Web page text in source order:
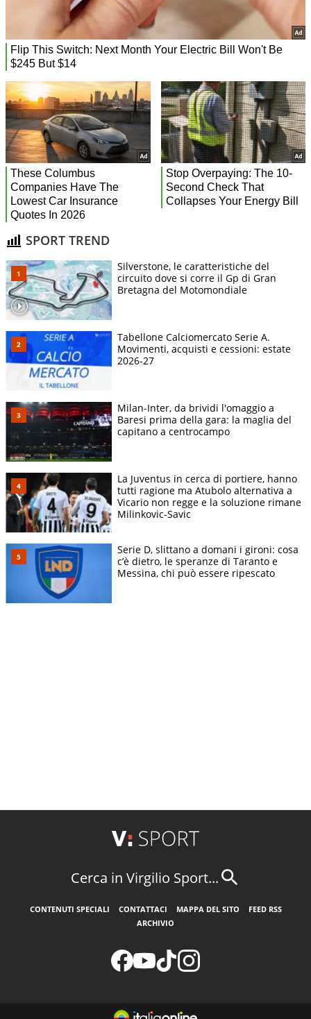
SPORT TREND
Silverstone, le caratteristiche del
circuito dove si corre il Gp di Gran
Bretagna del Motomondiale
Tabellone Calciomercato Serie A.
Movimenti, acquisti e cessioni: estate
2026-27
Milan-Inter, da brividi l'omaggio a
Baresi prima della gara: la maglia del
capitano a centrocampo
La Juventus in cerca di portiere, hanno
tutti ragione ma Atubolo alternativa a
Vicario non regge e la soluzione rimane
Milinkovic-Savic
Serie D, slittano a domani i gironi: cosa
c’è dietro, le speranze di Taranto e
Messina, chi può essere ripescato
Cerca in Virgilio Sport...
CONTENUTI SPECIALI CONTATTACI MAPPA DEL SITO
FEED RSS
ARCHIVIO